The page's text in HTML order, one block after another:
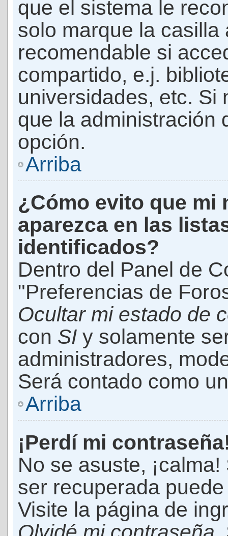
que el sistema le
solo marque la casilla
recomendable si
compartido, e.j.
universidades, etc. Si
que la administración
opción.
Arriba
¿Cómo evito que mi
aparezca en las
identificados?
Dentro del Panel de
"Preferencias de
Ocultar mi estado de
con SI y solamente
administradores,
Será contado como
Arriba
¡Perdí mi
No se asuste,
ser recuperada
Visite la página de